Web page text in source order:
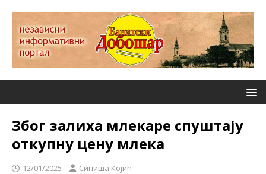
Због залиха млекаре спуштају
откупну цену млека
12/01/2025 Синиша Којић